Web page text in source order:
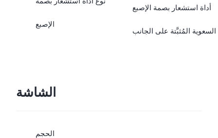
الإصبع
أداة استشعار بصمة الإصبع
السعوية المُثبَّتة على الجانب
الشاشة
الحجم